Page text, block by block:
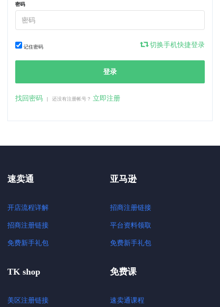
密码
记住密码 切换手机快捷登录
登录
找回密码 | 还没有注册帐号？ 立即注册
速卖通
开店流程详解
招商注册链接
免费新手礼包
亚马逊
招商注册链接
平台资料领取
免费新手礼包
TK shop
美区注册链接
免费课
速卖通课程